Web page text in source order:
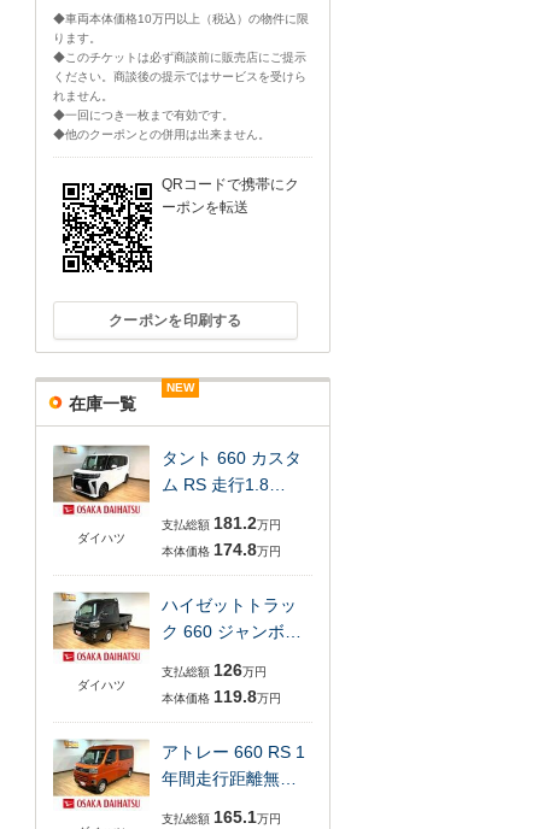
◆車両本体価格10万円以上（税込）の物件に限
ります。
◆このチケットは必ず商談前に販売店にご提示
ください。商談後の提示ではサービスを受けら
れません。
◆一回につき一枚まで有効です。
◆他のクーポンとの併用は出来ません。
QRコードで携帯にク
ーポンを転送
クーポンを印刷する
在庫一覧
ダイハツ
NEW
タント 660 カスタ
ム RS 走行1.8…
支払総額 181.2万円
本体価格 174.8万円
ダイハツ
NEW
ハイゼットトラッ
ク 660 ジャンボ…
支払総額 126万円
本体価格 119.8万円
NEW
アトレー 660 RS 1
年間走行距離無…
支払総額 165.1万円
NEW
NEW
NEW